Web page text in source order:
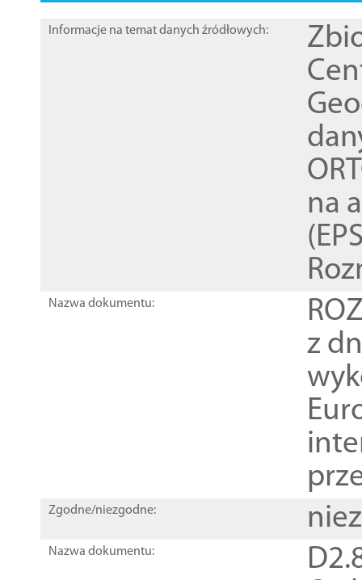
Informacje na temat danych źródłowych:
na
Nazwa dokumentu:
z
Zgodne/niezgodne:
Nazwa dokumentu: